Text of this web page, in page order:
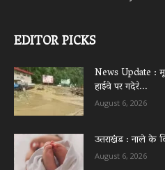
EDITOR PICKS
News Update :
हाईवे पर गदेरे...
August 6, 2026
उत्तराखंड : नाले के
August 6, 2026